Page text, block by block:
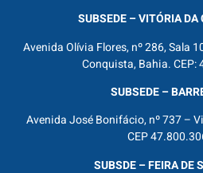
SUBSEDE – VITÓRIA DA
Avenida Olívia Flores, nº 286, Sala
Conquista, Bahia. CEP:
SUBSEDE –
Avenida José Bonifácio, nº 737 –
CEP
SUBSDE – FEIRA DE